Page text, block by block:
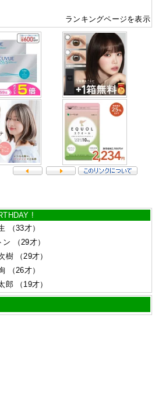
ランキングページを表示
!
（33才）
ン
（29才）
樹
（29才）
（26才）
郎
（19才）